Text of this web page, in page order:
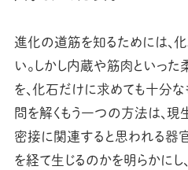
進化の道筋を知るためには、
い。しかし内蔵や筋肉といっ
を、化石だけに求めても十分
問を解くもう一つの方法は、
密接に関連すると思われる器
を経て生じるのかを明らかにし